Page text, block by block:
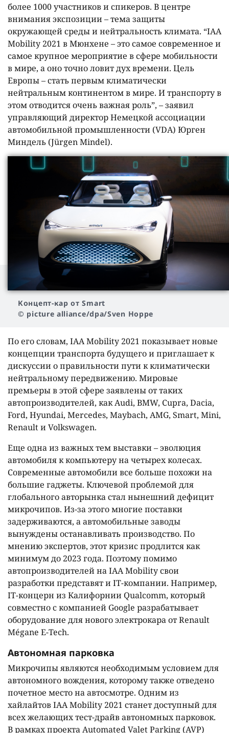
более 1000 участников и спикеров. В центре
внимания экспозиции – тема защиты
окружающей среды и нейтральность климата. “IAA
Mobility 2021 в Мюнхене – это самое современное и
самое крупное мероприятие в сфере мобильности
в мире, а оно точно ловит дух времени. Цель
Европы – стать первым климатически
нейтральным континентом в мире. И транспорту в
этом отводится очень важная роль”, – заявил
управляющий директор Немецкой ассоциации
автомобильной промышленности (VDA) Юрген
Миндель (Jürgen Mindel).
Концепт-кар от Smart
© picture alliance/dpa/Sven Hoppe
По его словам, IAA Mobility 2021 показывает новые
концепции транспорта будущего и приглашает к
дискуссии о правильности пути к климатически
нейтральному передвижению. Мировые
премьеры в этой сфере заявлены от таких
автопроизводителей, как Audi, BMW, Cupra, Dacia,
Ford, Hyundai, Mercedes, Maybach, AMG, Smart, Mini,
Renault и Volkswagen.
Еще одна из важных тем выставки – эволюция
автомобиля к компьютеру на четырех колесах.
Современные автомобили все больше похожи на
большие гаджеты. Ключевой проблемой для
глобального авторынка стал нынешний дефицит
микрочипов. Из-за этого многие поставки
задерживаются, а автомобильные заводы
вынуждены останавливать производство. По
мнению экспертов, этот кризис продлится как
минимум до 2023 года. Поэтому помимо
автопроизводителей на IAA Mobility свои
разработки представят и IT-компании. Например,
IT-концерн из Калифорнии Qualcomm, который
совместно с компанией Google разрабатывает
оборудование для нового электрокара от Renault
Mégane E-Tech.
Автономная парковка
Микрочипы являются необходимым условием для
автономного вождения, которому также отведено
почетное место на автосмотре. Одним из
хайлайтов IAA Mobility 2021 станет доступный для
всех желающих тест-драйв автономных парковок.
В рамках проекта Automated Valet Parking (AVP)